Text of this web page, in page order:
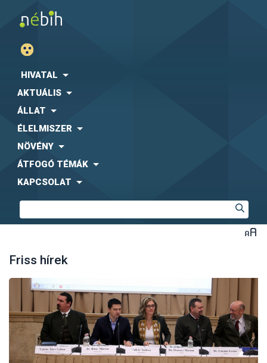
HIVATAL
AKTUÁLIS
ÁLLAT
ÉLELMISZER
NÖVÉNY
ÁTFOGÓ TÉMÁK
KAPCSOLAT
Friss hírek